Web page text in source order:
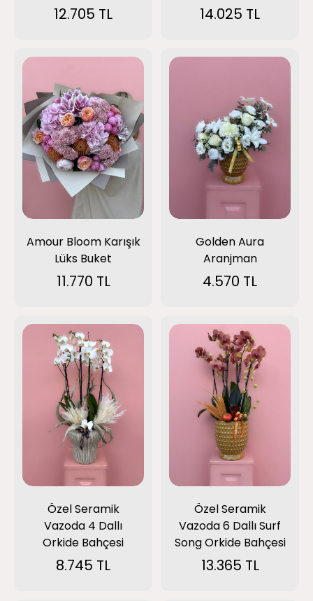
12.705 TL 14.025 TL
Amour Bloom Karışık
Lüks Buket
11.770 TL
Golden Aura
Aranjman
4.570 TL
Özel Seramik
Vazoda 4 Dallı
Orkide Bahçesi
8.745 TL
Özel Seramik
Vazoda 6 Dallı Surf
Song Orkide Bahçesi
13.365 TL